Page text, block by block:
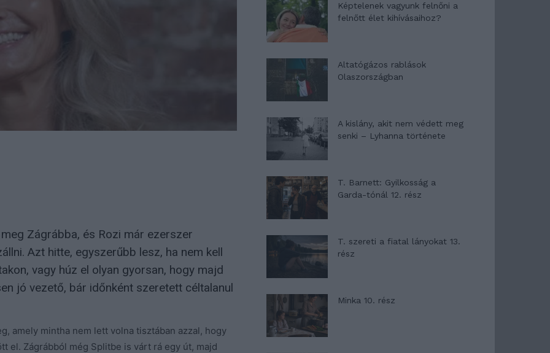
Zágrábba, és Rozi már ezerszer
Azt hitte, egyszerűbb lesz, ha nem kell
vagy húz el olyan gyorsan, hogy majd
jó vezető, bár időnként szeretett céltalanul
amely mintha nem lett volna tisztában azzal, hogy
el. Zágrábból még Splitbe is várt rá egy út, majd
Képtelenek vagyunk felnőni a
felnőtt élet kihívásaihoz?
Altatógázos rablások
Olaszországban
A kislány, akit nem védett meg
senki – Lyhanna története
T. Barnett: Gyilkosság a
Garda-tónál 12. rész
T. szereti a fiatal lányokat 13.
rész
Minka 10. rész